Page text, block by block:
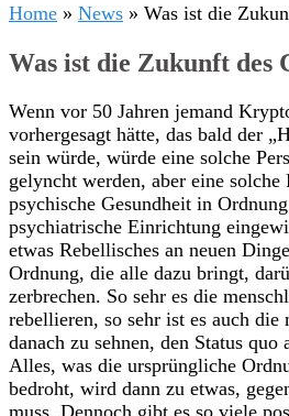
Home » News » Was ist die
Was ist die Zukunft des
Wenn vor 50 Jahren jemand
vorhergesagt hätte, das bald der
sein würde, würde eine solche
gelyncht werden, aber eine solche
psychische Gesundheit in
psychiatrische Einrichtung
etwas Rebellisches an neuen
Ordnung, die alle dazu bringt,
zerbrechen. So sehr es die
rebellieren, so sehr ist es auch die
danach zu sehnen, den Status quo
Alles, was die ursprüngliche
bedroht, wird dann zu etwas,
muss. Dennoch gibt es so viele